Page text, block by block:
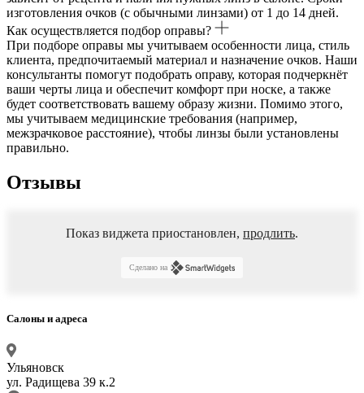
изготовления очков (с обычными линзами) от 1 до 14 дней.
Как осуществляется подбор оправы?
При подборе оправы мы учитываем особенности лица, стиль
клиента, предпочитаемый материал и назначение очков. Наши
консультанты помогут подобрать оправу, которая подчеркнёт
ваши черты лица и обеспечит комфорт при носке, а также
будет соответствовать вашему образу жизни. Помимо этого,
мы учитываем медицинские требования (например,
межзрачковое расстояние), чтобы линзы были установлены
правильно.
Отзывы
Показ виджета приостановлен, продлить.
Сделано на
Салоны и адреса
Ульяновск
ул. Радищева 39 к.2